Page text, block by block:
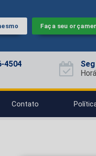
Faça seu
4504
Contato